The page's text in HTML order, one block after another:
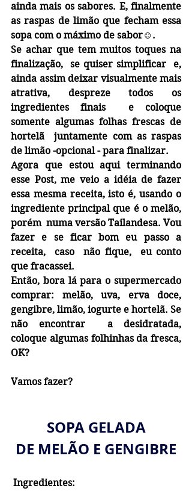
ainda mais os sabores. E, finalmente
as raspas de limão que fecham essa
sopa com o máximo de sabor☺.
Se achar que tem muitos toques na
finalização,  se quiser simplificar  e,
ainda assim deixar visualmente mais
atrativa, despreze todos os
ingredientes finais  e coloque
somente algumas folhas frescas de
hortelã  juntamente com as raspas
de limão -opcional - para finalizar.
Agora que estou aqui terminando
esse Post, me veio a idéia de fazer
essa mesma receita, isto é, usando o
ingrediente principal que é o melão,
porém  numa versão Tailandesa. Vou
fazer e se ficar bom eu passo a
receita,  caso  não fique,  eu conto
que fracassei.
Então, bora lá para o supermercado
comprar: melão, uva, erva doce,
gengibre, limão, iogurte e hortelã. Se
não encontrar  a desidratada,
coloque algumas folhinhas da fresca,
OK?
Vamos fazer?
SOPA GELADA
DE MELÃO E GENGIBRE
Ingredientes: